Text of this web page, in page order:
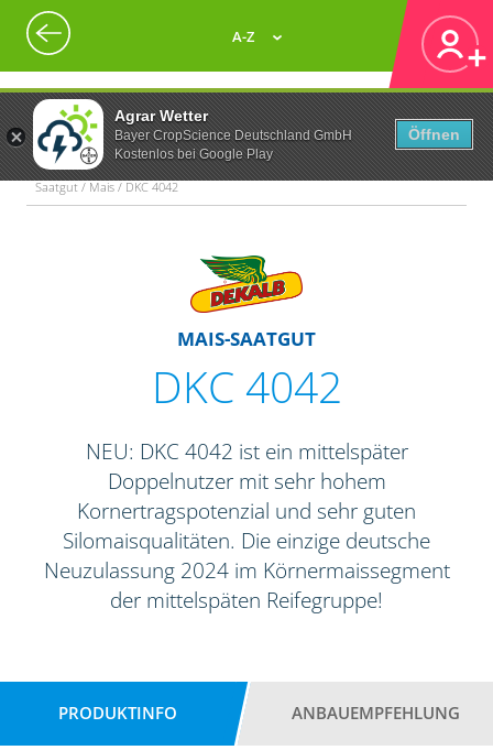
Agrar Wetter
Bayer CropScience Deutschland GmbH
Kostenlos bei Google Play
Öffnen
A-Z
Saatgut / Mais / DKC 4042
MAIS-SAATGUT
DKC 4042
NEU: DKC 4042 ist ein mittelspäter
Doppelnutzer mit sehr hohem
Kornertragspotenzial und sehr guten
Silomaisqualitäten. Die einzige deutsche
Neuzulassung 2024 im Körnermaissegment
der mittelspäten Reifegruppe!
PRODUKTINFO ANBAUEMPFEHLUNG